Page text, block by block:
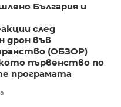
България и
след
дрон във
(ОБЗОР)
първенство по
програмата